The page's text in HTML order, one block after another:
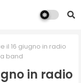
il 16 giugno in radio
band
in radio